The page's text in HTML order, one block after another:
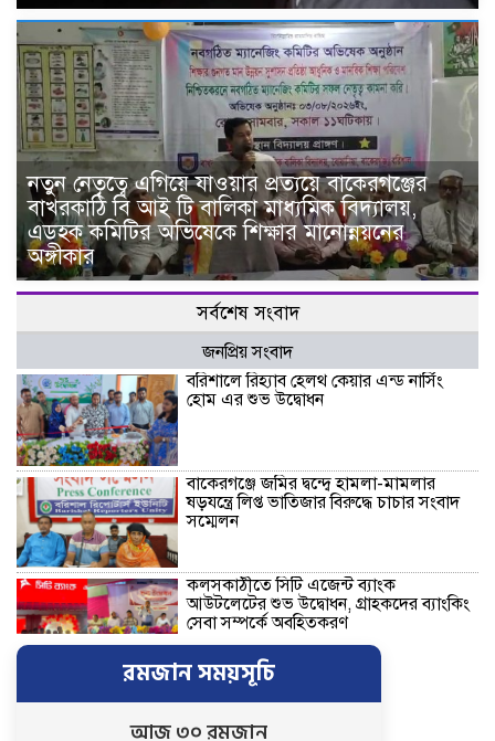
নতুন নেতৃত্বে এগিয়ে যাওয়ার প্রত্যয়ে বাকেরগঞ্জের
বাখরকাঠি বি আই টি বালিকা মাধ্যমিক বিদ্যালয়,
এডহক কমিটির অভিষেকে শিক্ষার মানোন্নয়নের
অঙ্গীকার
সর্বশেষ সংবাদ
জনপ্রিয় সংবাদ
বরিশালে রিহ্যাব হেলথ কেয়ার এন্ড নার্সিং
হোম এর শুভ উদ্বোধন
বাকেরগঞ্জে জমির দ্বন্দ্বে হামলা-মামলার
ষড়যন্ত্রে লিপ্ত ভাতিজার বিরুদ্ধে চাচার সংবাদ
সম্মেলন
কলসকাঠীতে সিটি এজেন্ট ব্যাংক
আউটলেটের শুভ উদ্বোধন, গ্রাহকদের ব্যাংকিং
সেবা সম্পর্কে অবহিতকরণ
রাজাপুরে লঞ্চঘাটে গাঁজা-ইয়াবা সেবনের
আসর ভেঙে দিল ভ্রাম্যমাণ আদালত, ৩
মাদকসেবির কারাদণ্ড
রমজান সময়সূচি
আজ ৩০ রমজান